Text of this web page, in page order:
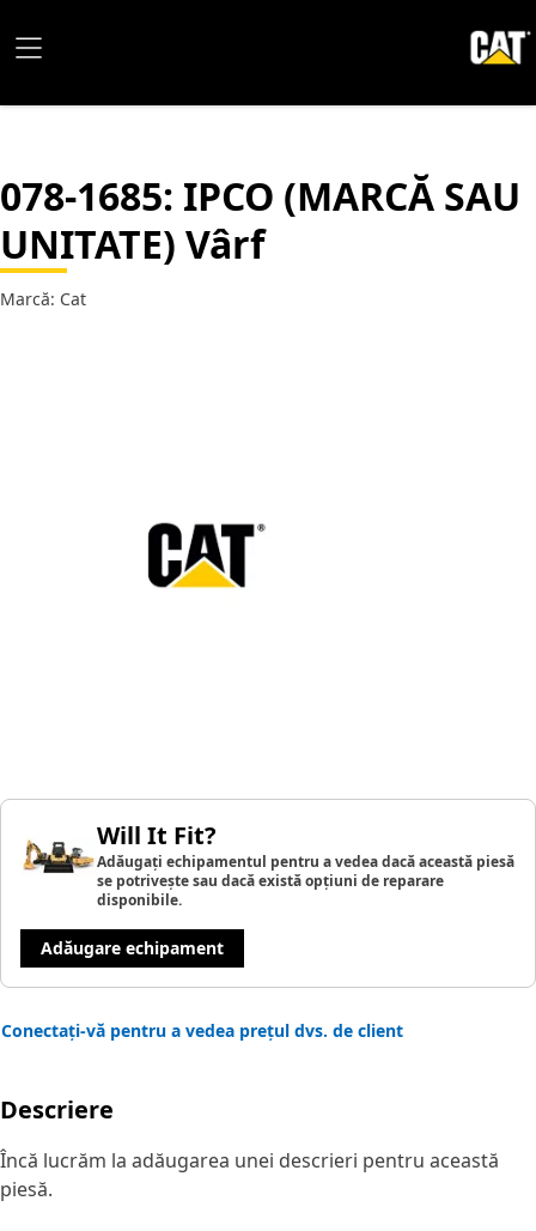
078-1685: IPCO (MARCĂ SAU
UNITATE) Vârf
Marcă: Cat
Will It Fit?
Adăugați echipamentul pentru a vedea dacă această piesă
se potrivește sau dacă există opțiuni de reparare
disponibile.
Adăugare echipament
Conectați-vă pentru a vedea prețul dvs. de client
Descriere
Încă lucrăm la adăugarea unei descrieri pentru această
piesă.